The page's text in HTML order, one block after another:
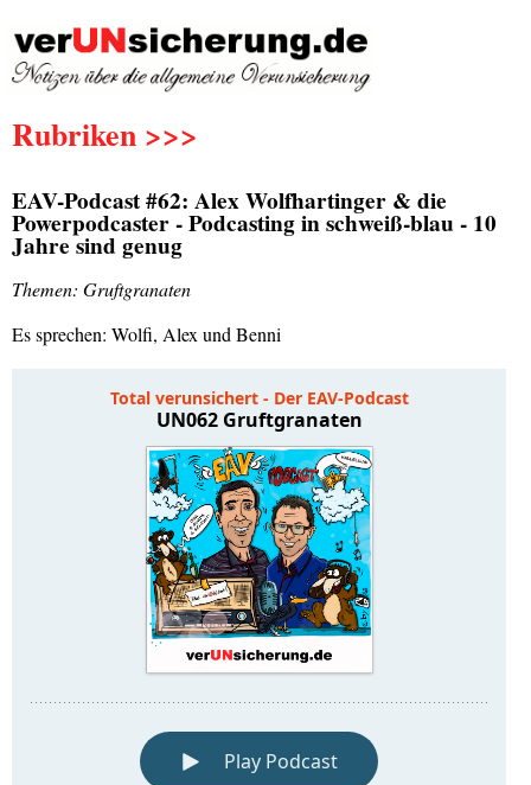
Rubriken >>>
EAV-Podcast #62: Alex Wolfhartinger & die
Powerpodcaster - Podcasting in schweiß-blau - 10
Jahre sind genug
Themen: Gruftgranaten
Es sprechen: Wolfi, Alex und Benni